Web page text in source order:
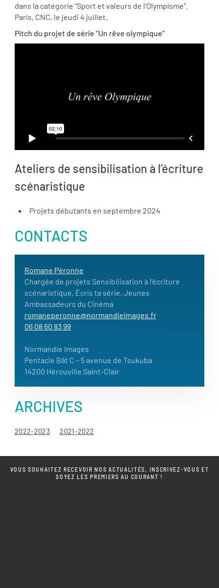
dans la catégorie “Sport et valeurs de l’Olympisme”.
Paris, CNC, le jeudi 4 juillet.
Pitch du projet de série "Un rêve olympique"
Ateliers de sensibilisation à l’écriture
scénaristique
Projets débutants en septembre 2024
CONTACTS
Romane Péronne
Chargée de projets Sensibilisation à l'écriture
scénaristique, Écris ta série, Jeunes
Ambassadeurs du Cinéma
romaneperonne@normandieimages.fr
06 08 60 83 99
Normandie Images
Pentacle Bât C – 5 avenue de Tsukuba
14200 Hérouville Saint-Clair
ARCHIVES
2022-2023 2021-2022
VOUS SOUHAITEZ RECEVOIR NOS ACTUALITÉS, INSCRIVEZ-VOUS ET
SOYEZ LES PREMIERS AU COURANT !